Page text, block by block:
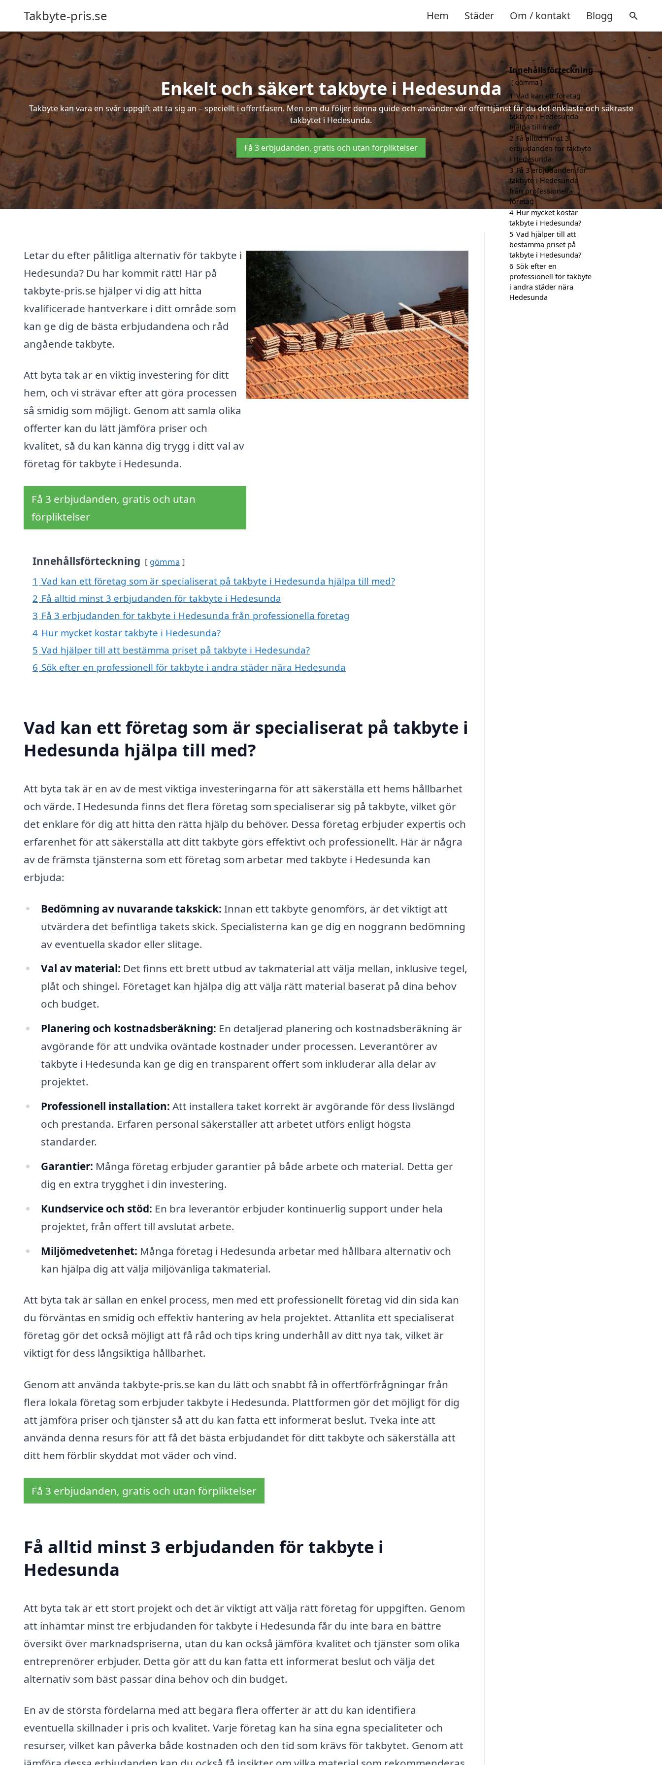
Takbyte-pris.se Hem Städer Om / kontakt Blogg
Enkelt och säkert takbyte i Hedesunda
Takbyte kan vara en svår uppgift att ta sig an – speciellt i offertfasen. Men om du följer denna guide och använder vår offerttjänst får du det enklaste och säkraste
takbytet i Hedesunda.
Få 3 erbjudanden, gratis och utan förpliktelser
Letar du efter pålitliga alternativ för takbyte i
Hedesunda? Du har kommit rätt! Här på
takbyte-pris.se hjälper vi dig att hitta
kvalificerade hantverkare i ditt område som
kan ge dig de bästa erbjudandena och råd
angående takbyte.
Att byta tak är en viktig investering för ditt
hem, och vi strävar efter att göra processen
så smidig som möjligt. Genom att samla olika
offerter kan du lätt jämföra priser och
kvalitet, så du kan känna dig trygg i ditt val av
företag för takbyte i Hedesunda.
Få 3 erbjudanden, gratis och utan
förpliktelser
Innehållsförteckning gömma
1 Vad kan ett företag som är specialiserat på takbyte i Hedesunda hjälpa till med?
2 Få alltid minst 3 erbjudanden för takbyte i Hedesunda
3 Få 3 erbjudanden för takbyte i Hedesunda från professionella företag
4 Hur mycket kostar takbyte i Hedesunda?
5 Vad hjälper till att bestämma priset på takbyte i Hedesunda?
6 Sök efter en professionell för takbyte i andra städer nära Hedesunda
Vad kan ett företag som är specialiserat på takbyte i
Hedesunda hjälpa till med?
Att byta tak är en av de mest viktiga investeringarna för att säkerställa ett hems hållbarhet
och värde. I Hedesunda finns det flera företag som specialiserar sig på takbyte, vilket gör
det enklare för dig att hitta den rätta hjälp du behöver. Dessa företag erbjuder expertis och
erfarenhet för att säkerställa att ditt takbyte görs effektivt och professionellt. Här är några
av de främsta tjänsterna som ett företag som arbetar med takbyte i Hedesunda kan
erbjuda:
Bedömning av nuvarande takskick: Innan ett takbyte genomförs, är det viktigt att
utvärdera det befintliga takets skick. Specialisterna kan ge dig en noggrann bedömning
av eventuella skador eller slitage.
Val av material: Det finns ett brett utbud av takmaterial att välja mellan, inklusive tegel,
plåt och shingel. Företaget kan hjälpa dig att välja rätt material baserat på dina behov
och budget.
Planering och kostnadsberäkning: En detaljerad planering och kostnadsberäkning är
avgörande för att undvika oväntade kostnader under processen. Leverantörer av
takbyte i Hedesunda kan ge dig en transparent offert som inkluderar alla delar av
projektet.
Professionell installation: Att installera taket korrekt är avgörande för dess livslängd
och prestanda. Erfaren personal säkerställer att arbetet utförs enligt högsta
standarder.
Garantier: Många företag erbjuder garantier på både arbete och material. Detta ger
dig en extra trygghet i din investering.
Kundservice och stöd: En bra leverantör erbjuder kontinuerlig support under hela
projektet, från offert till avslutat arbete.
Miljömedvetenhet: Många företag i Hedesunda arbetar med hållbara alternativ och
kan hjälpa dig att välja miljövänliga takmaterial.
Att byta tak är sällan en enkel process, men med ett professionellt företag vid din sida kan
du förväntas en smidig och effektiv hantering av hela projektet. Attanlita ett specialiserat
företag gör det också möjligt att få råd och tips kring underhåll av ditt nya tak, vilket är
viktigt för dess långsiktiga hållbarhet.
Genom att använda takbyte-pris.se kan du lätt och snabbt få in offertförfrågningar från
flera lokala företag som erbjuder takbyte i Hedesunda. Plattformen gör det möjligt för dig
att jämföra priser och tjänster så att du kan fatta ett informerat beslut. Tveka inte att
använda denna resurs för att få det bästa erbjudandet för ditt takbyte och säkerställa att
ditt hem förblir skyddat mot väder och vind.
Få 3 erbjudanden, gratis och utan förpliktelser
Få alltid minst 3 erbjudanden för takbyte i
Hedesunda
Att byta tak är ett stort projekt och det är viktigt att välja rätt företag för uppgiften. Genom
att inhämtar minst tre erbjudanden för takbyte i Hedesunda får du inte bara en bättre
översikt över marknadspriserna, utan du kan också jämföra kvalitet och tjänster som olika
entreprenörer erbjuder. Detta gör att du kan fatta ett informerat beslut och välja det
alternativ som bäst passar dina behov och din budget.
En av de största fördelarna med att begära flera offerter är att du kan identifiera
eventuella skillnader i pris och kvalitet. Varje företag kan ha sina egna specialiteter och
resurser, vilket kan påverka både kostnaden och den tid som krävs för takbytet. Genom att
Innehållsförteckning
gömma
1 Vad kan ett företag
som är specialiserat på
takbyte i Hedesunda
hjälpa till med?
2 Få alltid minst 3
erbjudanden för takbyte
i Hedesunda
3 Få 3 erbjudanden för
takbyte i Hedesunda
från professionella
företag
4 Hur mycket kostar
takbyte i Hedesunda?
5 Vad hjälper till att
bestämma priset på
takbyte i Hedesunda?
6 Sök efter en
professionell för takbyte
i andra städer nära
Hedesunda